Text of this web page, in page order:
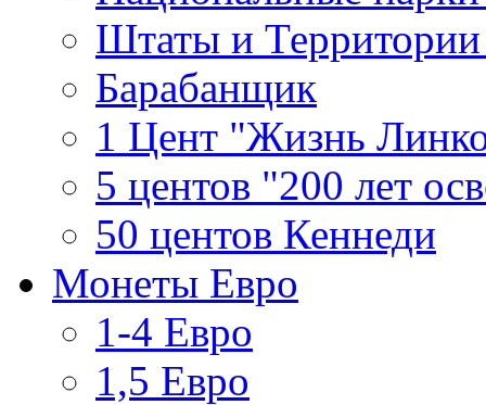
Штаты и
Барабанщик
1 Цент "Жизнь
5 центов "200 лет
50 центов Кеннеди
Монеты Евро
1-4 Евро
1,5 Евро